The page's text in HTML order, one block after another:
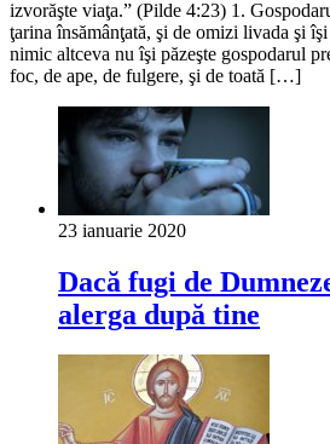
izvorăşte viaţa.” (Pilde 4:23) 1.
ţarina însămânţată, şi de omizi livada şi
nimic altceva nu îşi păzeşte gospodarul
foc, de ape, de fulgere, şi de toată […]
23 ianuarie 2020
Dacă fugi de
alerga după tine